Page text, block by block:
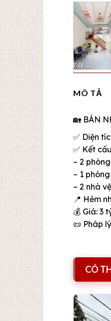
MÔ TẢ
🏡 BÁN
✅ Diện
✅ Kết
– 2
– 1
– 2 nhà
📍 Hẻm
💰 Giá: 3
📜 Pháp
CÓ